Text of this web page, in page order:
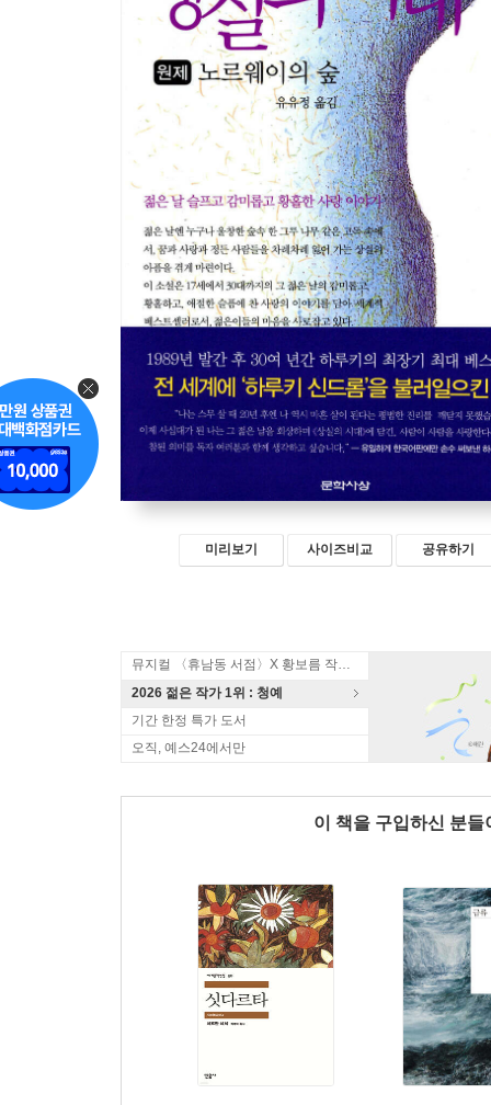
미리보기 사이즈비교 공유하기
뮤지컬 〈휴남동 서점〉X 황보름 작가 북토크
2026 젊은 작가 1위 : 청예
기간 한정 특가 도서
오직, 예스24에서만
이 책을 구입하신 분